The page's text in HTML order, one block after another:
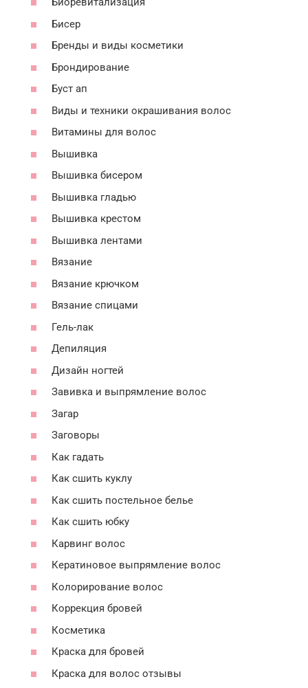
Бисер
Бренды и виды косметики
Брондирование
Буст ап
Виды и техники окрашивания волос
Витамины для волос
Вышивка
Вышивка бисером
Вышивка гладью
Вышивка крестом
Вышивка лентами
Вязание
Вязание крючком
Вязание спицами
Гель-лак
Депиляция
Дизайн ногтей
Завивка и выпрямление волос
Загар
Заговоры
Как гадать
Как сшить куклу
Как сшить постельное белье
Как сшить юбку
Карвинг волос
Кератиновое выпрямление волос
Колорирование волос
Коррекция бровей
Косметика
Краска для бровей
Краска для волос отзывы